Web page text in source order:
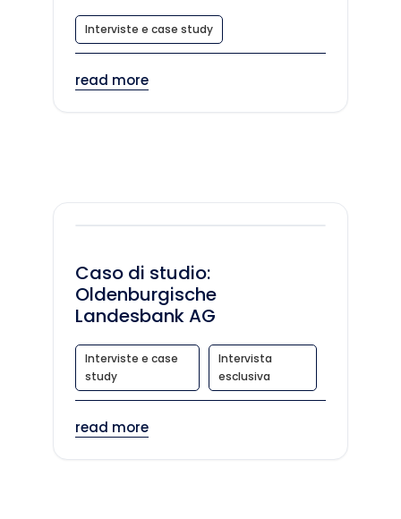
Interviste e case study
read more
Caso di studio:
Oldenburgische
Landesbank AG
Interviste e case
study
Intervista
esclusiva
read more